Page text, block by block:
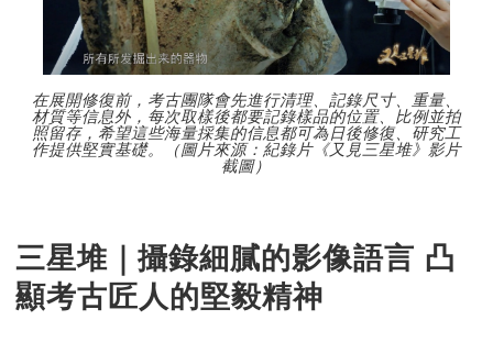
在展開修復前，考古團隊會先進行清理、記錄尺寸、重量、
材質等信息外，每次取樣後都要記錄樣品的位置、比例並拍
照留存，希望這些海量採集的信息都可為日後修復、研究工
作提供堅實基礎。（圖片來源：紀錄片《又見三星堆》影片
截圖）
三星堆｜攝錄細膩的影像語言 凸
顯考古匠人的堅毅精神